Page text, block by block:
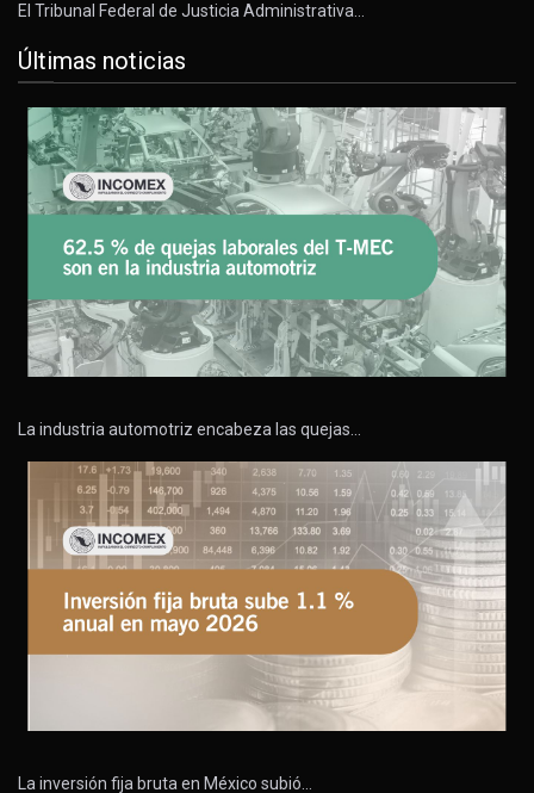
El Tribunal Federal de Justicia Administrativa…
Últimas noticias
La industria automotriz encabeza las quejas…
La inversión fija bruta en México subió…